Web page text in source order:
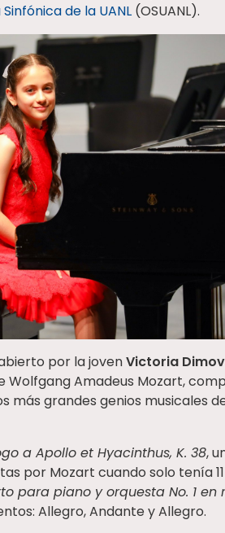
de la UANL (OSUANL).
por la jovenVictoria Dimov
Wolfgang Amadeus Mozart,
más grandes genios musicales
a Apollo et Hyacinthus, K. 38,
por Mozart cuando solo tenía 11
para piano y orquesta No. 1 en
Allegro, Andante y Allegro.